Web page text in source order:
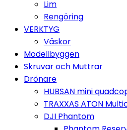
Lim
Rengöring
VERKTYG
Väskor
Modellbyggen
Skruvar och Muttrar
Drönare
HUBSAN mini
TRAXXAS ATON
DJI Phantom